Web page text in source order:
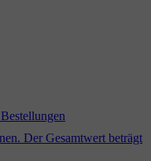
Bestellungen
Der Gesamtwert beträgt